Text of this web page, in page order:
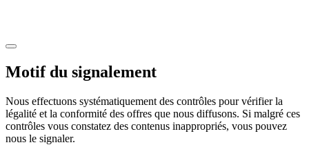
Motif du signalement
Nous effectuons systématiquement des contrôles pour vérifier la
légalité et la conformité des offres que nous diffusons. Si malgré ces
contrôles vous constatez des contenus inappropriés, vous pouvez
nous le signaler.